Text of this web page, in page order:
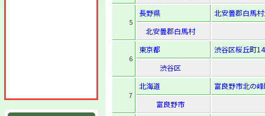
5
長野県
北安曇郡白馬
北安曇郡白馬村
6
東京都
渋谷区桜丘町
渋谷区
7
北海道
富良野市北の
富良野市